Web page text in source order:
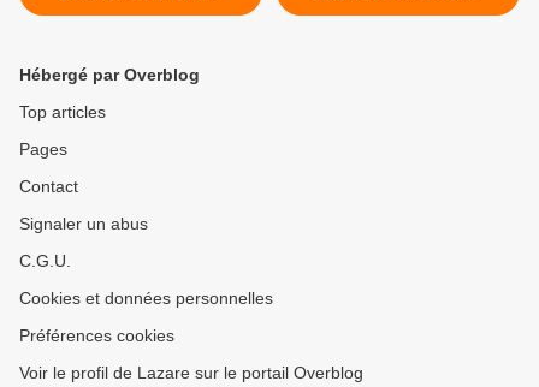
Hébergé par Overblog
Top articles
Pages
Contact
Signaler un abus
C.G.U.
Cookies et données personnelles
Préférences cookies
Voir le profil de Lazare sur le portail Overblog